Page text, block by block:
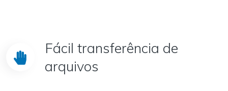
Fácil transferência de
arquivos